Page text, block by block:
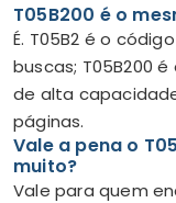
T05B200 é o
É. T05B2 é o
buscas; T05B200
de alta
páginas.
Vale a pena o
muito?
Vale para quem